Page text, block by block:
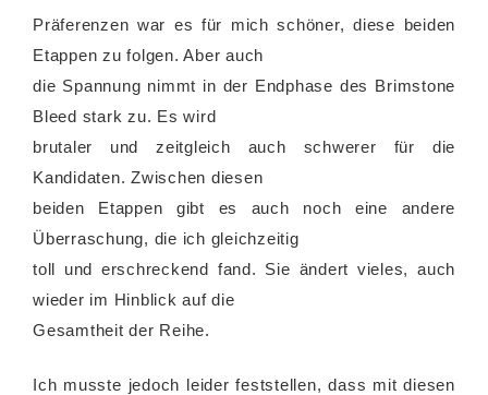
Präferenzen war es für mich schöner, diese beiden
Etappen zu folgen. Aber auch
die Spannung nimmt in der Endphase des Brimstone
Bleed stark zu. Es wird
brutaler und zeitgleich auch schwerer für die
Kandidaten. Zwischen diesen
beiden Etappen gibt es auch noch eine andere
Überraschung, die ich gleichzeitig
toll und erschreckend fand. Sie ändert vieles, auch
wieder im Hinblick auf die
Gesamtheit der Reihe.
Ich musste jedoch leider feststellen, dass mit diesen